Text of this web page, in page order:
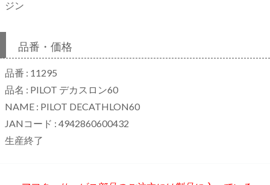
ジン
品番・価格
品番 : 11295
品名 : PILOT デカスロン60
NAME : PILOT DECATHLON60
JANコード : 4942860600432
生産終了